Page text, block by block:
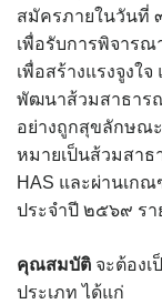
การเปิดเผยข้อมูล
assessment
ข้อกำหนดการใช้งาน
ข้อมูลประชากร
ข้อมูลพื้นฐานของศู
ขั้นตอนการขอรับบ
สมัครภายในวันที่
เพื่อรับการพิจาร
เพื่อสร้างแรงจูงใ
พัฒนาส้วมสาธาร
อย่างถูกสุขลักษณ
หมายเป็นส้วมสาธ
HAS และผ่านเก
ประจำปี ๒๕๖๙ รา
คุณสมบัติ จะต้อง
ประเภท ได้แก่